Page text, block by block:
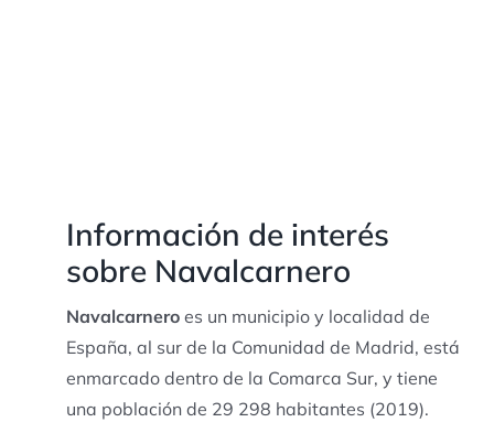
Información de interés
sobre Navalcarnero
Navalcarneroes un municipio y localidad de
España, al sur de la Comunidad de Madrid, está
enmarcado dentro de la Comarca Sur, y tiene
una población de 29 298 habitantes (2019).​